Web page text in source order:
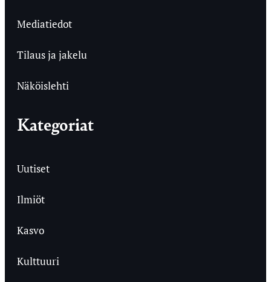
Mediatiedot
Tilaus ja jakelu
Näköislehti
Kategoriat
Uutiset
Ilmiöt
Kasvo
Kulttuuri